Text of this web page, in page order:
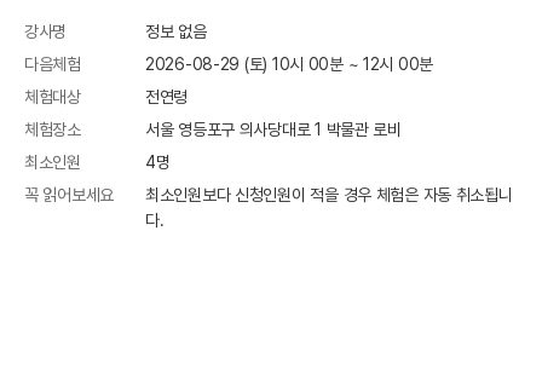
강사명
정보 없음
다음체험
2026-08-29 (토) 10시 00분~ 12시 00분
체험대상
전연령
체험장소
서울 영등포구 의사당대로 1 박물관 로비
최소인원
4명
꼭 읽어보세요
최소인원보다 신청인원이 적을 경우 체험은 자동 취소됩니
다.